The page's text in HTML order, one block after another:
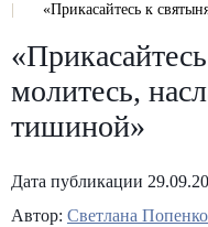
«Прикасайтесь к святыням,
молитесь,
тишиной»
Дата публикации
Автор: Светлана Попенко